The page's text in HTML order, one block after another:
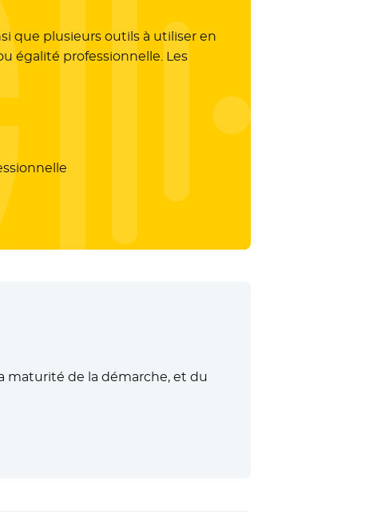
que plusieurs outils à utiliser en
égalité professionnelle. Les
maturité de la démarche, et du